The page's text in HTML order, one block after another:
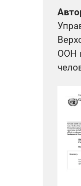
ООН